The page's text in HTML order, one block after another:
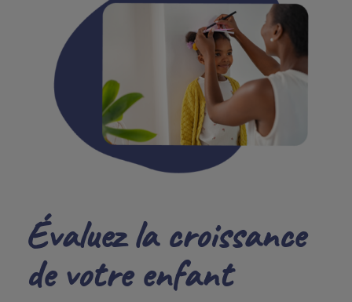
Évaluez la croissance
de votre enfant